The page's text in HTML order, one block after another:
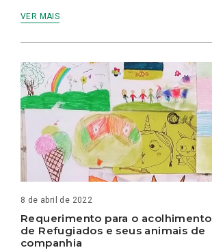
VER MAIS
8 de abril de 2022
Requerimento para o acolhimento
de Refugiados e seus animais de
companhia